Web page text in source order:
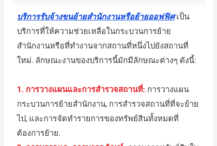
บริการรับจ้างขนย้ายสำนักงานหรือย้ายออฟฟิศเป็น
บริการที่ให้ความช่วยเหลือในกระบวนการย้าย
สำนักงานหรือที่ทำงานจากสถานที่หนึ่งไปยังสถานที่
ใหม่. ลักษณะงานของบริการนี้มักมีลักษณะต่างๆ ดังนี้:
1. การวางแผนและการสำรวจสถานที่: การวางแผน
กระบวนการย้ายสำนักงาน, การสำรวจสถานที่ที่จะย้าย
ไป, และการจัดทำรายการของทรัพย์สินทั้งหมดที่
ต้องการย้าย.